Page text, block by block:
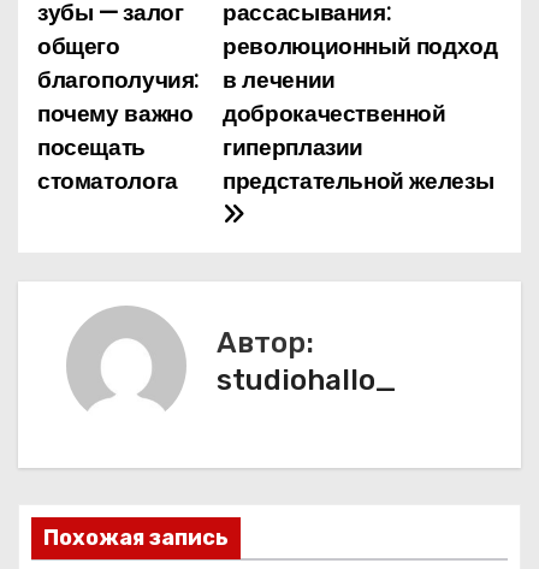
а
в
и
г
ц
з
рассасывания:
революционный подход
в лечении
доброкачественной
гиперплазии
предстательной железы
зубы — залог
общего
благополучия:
почему важно
посещать
стоматолога
Автор:
studiohallo_
Похожая запись